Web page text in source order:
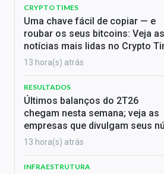
CRYPTO TIMES
Uma chave fácil de copiar — e
roubar os seus bitcoins: Veja as
notícias mais lidas no Crypto
13 hora(s) atrás
RESULTADOS
Últimos balanços do 2T26
chegam nesta semana; veja as
empresas que divulgam seus
13 hora(s) atrás
INFRAESTRUTURA